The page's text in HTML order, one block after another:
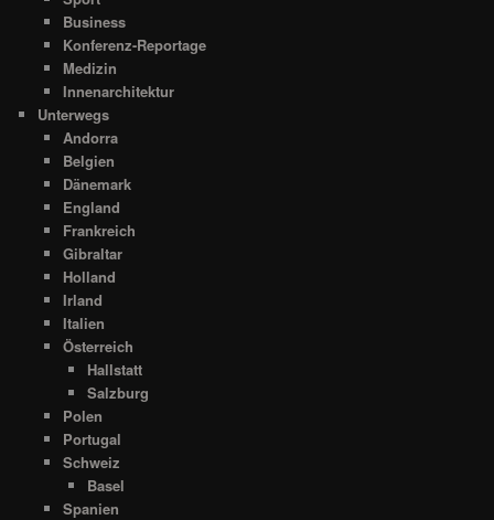
Business
Konferenz-Reportage
Medizin
Innenarchitektur
Unterwegs
Andorra
Belgien
Dänemark
England
Frankreich
Gibraltar
Holland
Irland
Italien
Österreich
Hallstatt
Salzburg
Polen
Portugal
Schweiz
Basel
Spanien